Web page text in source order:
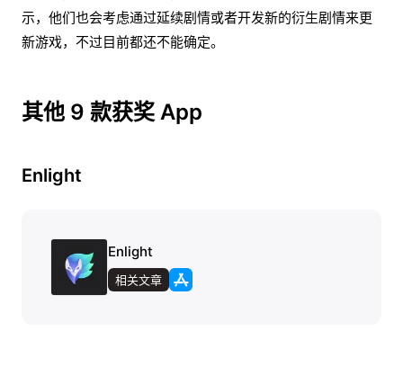
示，他们也会考虑通过延续剧情或者开发新的衍生剧情来更
新游戏，不过目前都还不能确定。
其他 9 款获奖 App
Enlight
Enlight
相关文章